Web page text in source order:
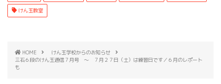
けん玉教室
HOME
けん玉学校からのお知らせ
三石６段のけん玉通信７月号 ～ ７月２７日（土）は練習日です／６月のレポート
も